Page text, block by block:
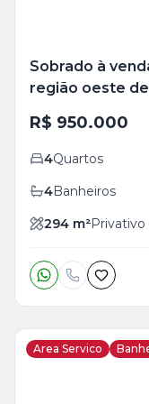
Sobrado à
região oeste
R$ 950.000
4Quartos
4Banheiros
294 m²Privativo
Area Servico